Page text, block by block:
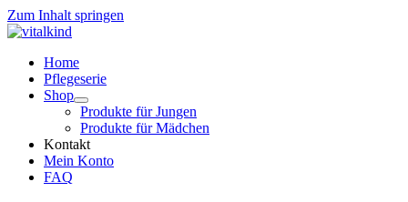
Zum Inhalt springen
Home
Pflegeserie
Shop
Produkte für Jungen
Produkte für Mädchen
Kontakt
Mein Konto
FAQ